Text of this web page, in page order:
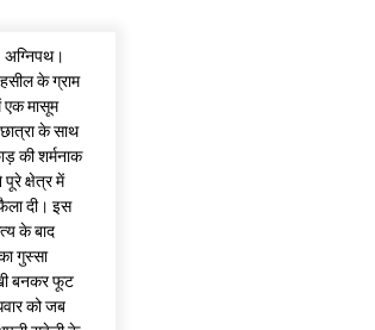
के ग्राम
एक मासूम
छात्रा के साथ
की शर्मनाक
पूरे क्षेत्र में
दी। इस
के बाद
गुस्सा
बनकर फूट
को जब